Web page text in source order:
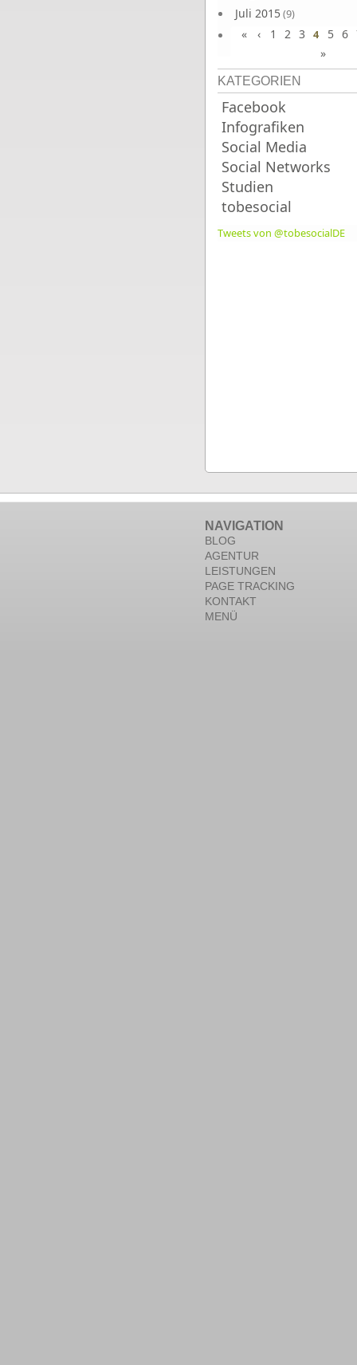
Juli 2015(9)
Juni 2015(9)
« ‹ 1 2 3 4 5 6
»
KATEGORIEN
Facebook
Infografiken
Social Media
Social Networks
Studien
tobesocial
Tweets von @tobesocialDE
NAVIGATION
BLOG
AGENTUR
LEISTUNGEN
PAGE TRACKING
KONTAKT
MENÜ